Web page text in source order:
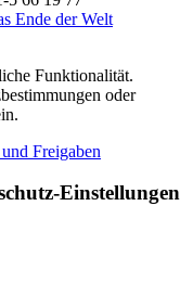
Ende der Welt
Funktionalität.
oder
Freigaben
Einstellungen